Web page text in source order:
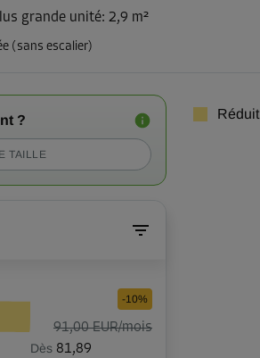
grande unité: 2,9 m²
(sans escalier)
?
TAILLE
-10%
91,00 EUR/mois
Dès 81,89
Réduit